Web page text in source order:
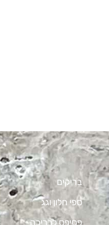
בריקים
ספי חלון וגג
פסיפס לבריכה